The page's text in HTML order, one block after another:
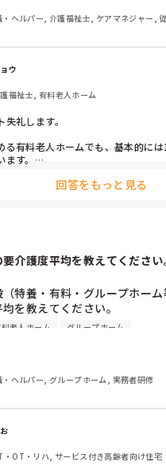
・ヘルパー, 介護福祉士, ケアマネジャー,
ウ
福祉士, 有料老人ホーム
失礼します。
る有料老人ホームでも、基本的に
す。
ご本人のペースにお任せしています。
、状態を見つつ交換間隔を少し長め
合わせて柔軟に対応しています。
での対応も気になりますね。参考に
回答をもっと見る
介護度平均を教えてください
特養・有料・グループホー
を教えてください。
老人ホーム グループホーム
・ヘルパー, グループホーム, 実務者研修
・OT・リハ, サービス付き高齢者向け住宅